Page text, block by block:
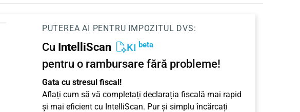
PUTEREA AI PENTRU IMPOZITUL DVS:
Cu IntelliScan KI beta
pentru o rambursare fără probleme!
Gata cu stresul fiscal!
Aflați cum să vă completați declarația fiscală mai rapid
și mai eficient cu IntelliScan. Pur și simplu încărcați